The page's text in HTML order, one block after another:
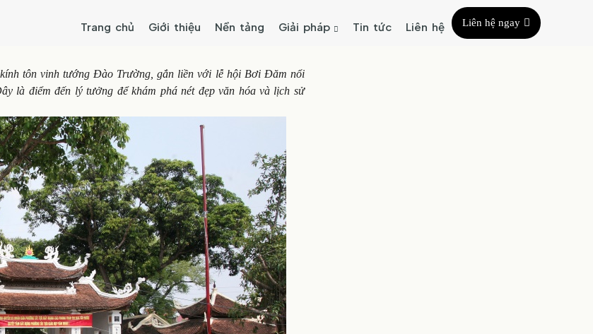
Trang chủ Giới thiệu Nền tảng Giải pháp Tin tức Liên hệ Liên hệ ngay
tôn vinh tướng Đào Trường, gắn liền với lễ hội Bơi Đăm nổi
là điểm đến lý tưởng để khám phá nét đẹp văn hóa và lịch sử